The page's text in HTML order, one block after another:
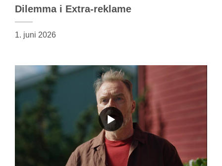
Dilemma i Extra-reklame
1. juni 2026